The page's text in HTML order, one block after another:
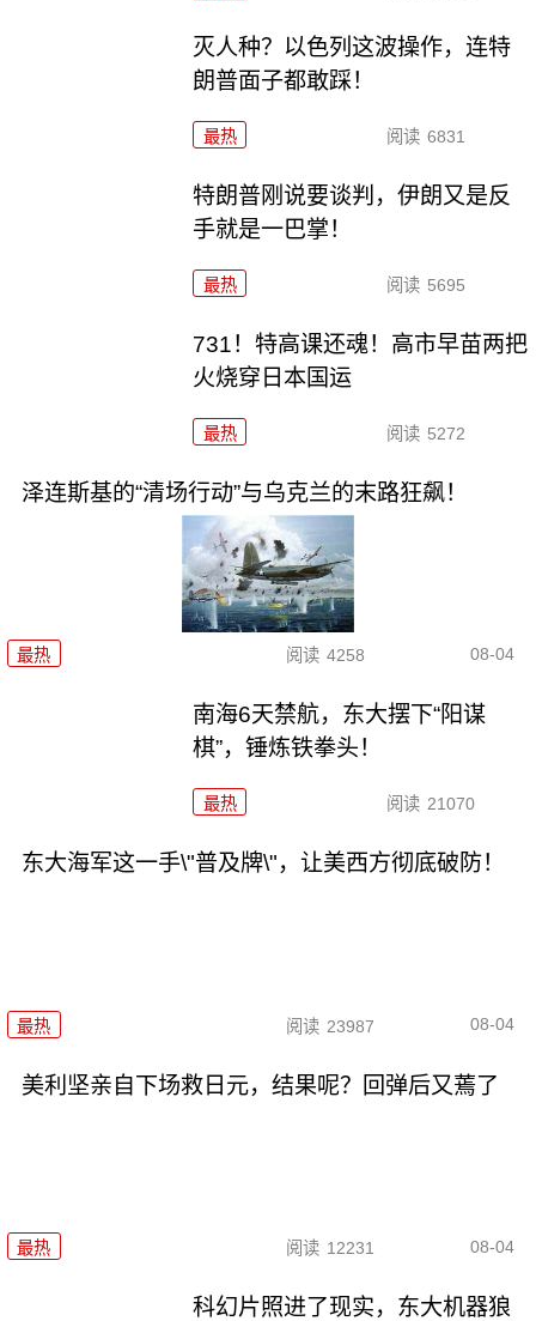
灭人种？以色列这波操作，连特
朗普面子都敢踩！
最热 阅读 6831
特朗普刚说要谈判，伊朗又是反
手就是一巴掌！
最热 阅读 5695
731！特高课还魂！高市早苗两把
火烧穿日本国运
最热 阅读 5272
泽连斯基的“清场行动”与乌克兰的末路狂飙！
最热 阅读 4258 08-04
南海6天禁航，东大摆下“阳谋
棋”，锤炼铁拳头！
最热 阅读 21070
东大海军这一手\"普及牌\"，让美西方彻底破防！
最热 阅读 23987 08-04
美利坚亲自下场救日元，结果呢？回弹后又蔫了
最热 阅读 12231 08-04
科幻片照进了现实，东大机器狼